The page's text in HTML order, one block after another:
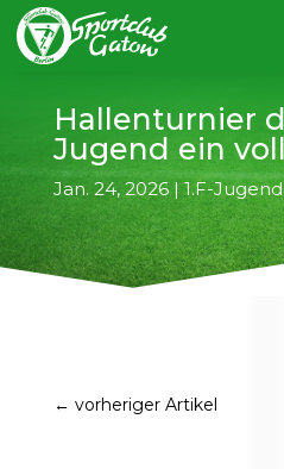
Hallenturnier
Jugend ein
Jan. 24, 2026|1.F-Jugend
← vorheriger Artikel